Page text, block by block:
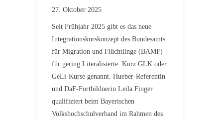
27. Oktober 2025
Seit Frühjahr 2025 gibt es das neue
Integrationskurskonzept des Bundesamts
für Migration und Flüchtlinge (BAMF)
für gering Literalisierte. Kurz GLK oder
GeLi-Kurse genannt. Hueber-Referentin
und DaF-Fortbildnerin Leila Finger
qualifiziert beim Bayerischen
Volkshochschulverband im Rahmen des